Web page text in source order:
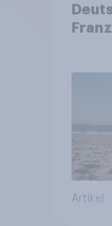
Artikel